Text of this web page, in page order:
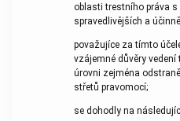
oblasti trestního práva
spravedlivějších a
považujíce za tímto
vzájemné důvěry
úrovni zejména
střetů pravomocí;
se dohodly na